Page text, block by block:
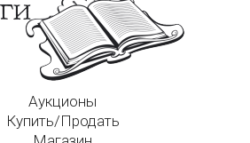
Аукционы
Купить/Продать